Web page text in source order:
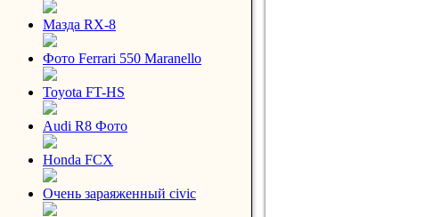
Мазда RX-8
Фото Ferrari 550 Maranello
Toyota FT-HS
Audi R8 Фото
Honda FCX
Очень зараяженный civic